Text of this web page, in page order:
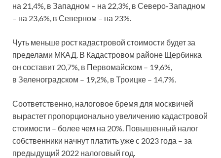
на 21,4%, в Западном – на 22,3%, в Северо-Западном
– на 23,6%, в Северном – на 23%.
Чуть меньше рост кадастровой стоимости будет за
пределами МКАД. В Кадастровом районе Щербинка
он составит 20,7%, в Первомайском – 19,6%,
в Зеленоградском – 19,2%, в Троицке – 14,7%.
Соответственно, налоговое бремя для москвичей
вырастет пропорционально увеличению кадастровой
стоимости – более чем на 20%. Повышенный налог
собственники начнут платить уже с 2023 года – за
предыдущий 2022 налоговый год.